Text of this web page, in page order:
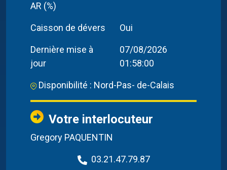
AR (%)
Caisson de dévers Oui
Dernière mise à
jour
07/08/2026
01:58:00
Disponibilité : Nord-Pas- de-Calais
Votre interlocuteur
Gregory PAQUENTIN
03.21.47.79.87